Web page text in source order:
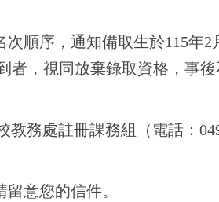
順序，通知備取生於115年2
者，視同放棄錄取資格，事
務處註冊課務組（電話：
意您的信件。